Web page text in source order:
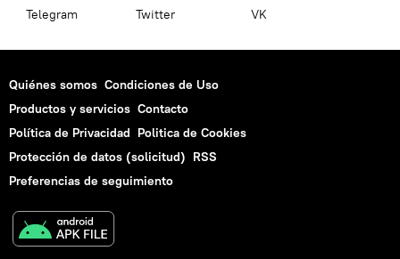
Telegram Twitter VK
Quiénes somos Condiciones de Uso
Productos y servicios Contacto
Política de Privacidad Politica de Cookies
Protección de datos (solicitud) RSS
Preferencias de seguimiento